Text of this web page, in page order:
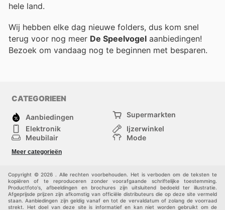
hele land.
Wij hebben elke dag nieuwe folders, dus kom snel
terug voor nog meer De Speelvogel aanbiedingen!
Bezoek om vandaag nog te beginnen met besparen.
CATEGORIEEN
Aanbiedingen
Supermarkten
Elektronik
Ijzerwinkel
Meubilair
Mode
Schoonheid
Meer categorieën
Copyright © 2026 . Alle rechten voorbehouden. Het is verboden om de teksten te
kopiëren of te reproduceren zonder voorafgaande schriftelijke toestemming.
Productfoto's, afbeeldingen en brochures zijn uitsluitend bedoeld ter illustratie.
Afgeprijsde prijzen zijn afkomstig van officiële distributeurs die op deze site vermeld
staan. Aanbiedingen zijn geldig vanaf en tot de vervaldatum of zolang de voorraad
strekt. Het doel van deze site is informatief en kan niet worden gebruikt om de